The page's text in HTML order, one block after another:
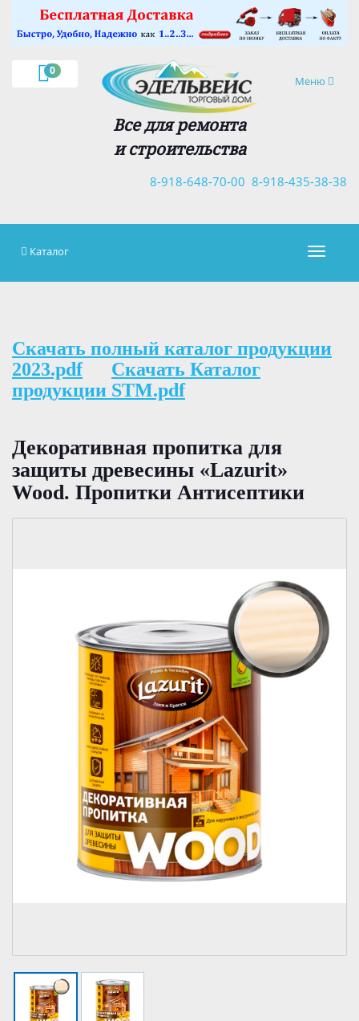
0
Навигация
Меню
Все для ремонта
и строительства
8-918-435-38-38
8-918-648-70-00
×
Каталог
Скачать полный каталог продукции
2023.pdf
Скачать Каталог
продукции STM.pdf
Декоративная пропитка для
защиты древесины «Lazurit»
Wood. Пропитки Антисептики